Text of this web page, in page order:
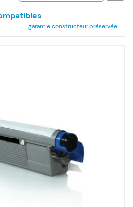
garantie constructeur préservée